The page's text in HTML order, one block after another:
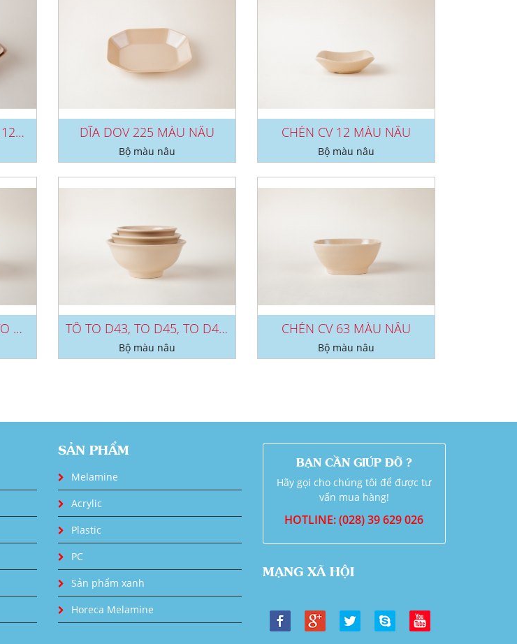
DĨA DL 125, DL 126, DL 127 MÀU... DĨA DOV 225 MÀU NÂU
Bộ màu nâu
CHÉN CV 12 MÀU NÂU
Bộ màu nâu
TÔ TO X136, TO X137, TO X138 MÀU... TÔ TO D43, TO D45, TO D46 MÀU...
Bộ màu nâu
CHÉN CV 63 MÀU NÂU
Bộ màu nâu
SẢN PHẨM
Melamine
Acrylic
Plastic
PC
Sản phẩm xanh
Horeca Melamine
BẠN CẦN GIÚP ĐỠ ?
Hãy gọi cho chúng tôi để được tư
vấn mua hàng!
HOTLINE: (028) 39 629 026
MẠNG XÃ HỘI